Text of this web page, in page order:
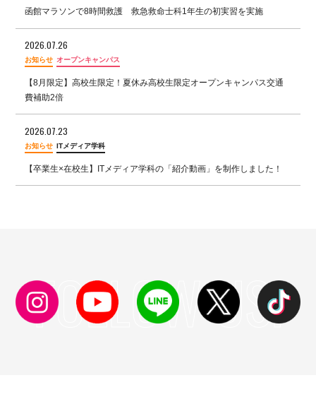
函館マラソンで8時間救護 救急救命士科1年生の初実習を実施
2026.07.26
お知らせ オープンキャンパス
【8月限定】高校生限定！夏休み高校生限定オープンキャンパス交通
費補助2倍
2026.07.23
お知らせ ITメディア学科
【卒業生×在校生】ITメディア学科の「紹介動画」を制作しました！
FOLLOW US!